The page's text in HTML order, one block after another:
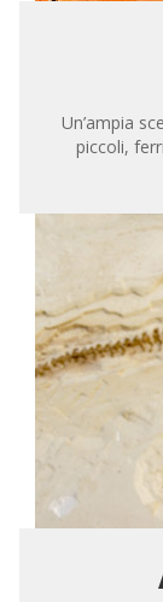
Un’ampia
piccoli,